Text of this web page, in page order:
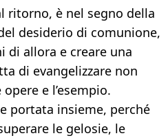
ritorno, è nel segno della
desiderio di comunione,
di allora e creare una
di evangelizzare non
e l’esempio.
portata insieme, perché
le gelosie, le